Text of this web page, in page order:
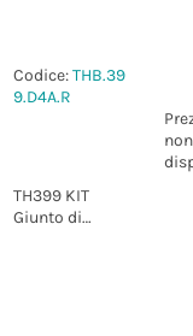
Codice:THB.39
9.D4A.R
non
TH399 KIT
Giunto di